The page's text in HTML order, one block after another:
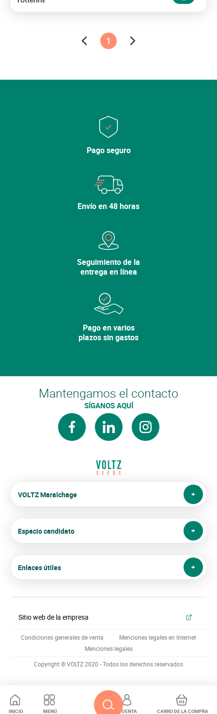
INICIO MENÚ CUENTA CARRO DE LA COMPRA
1
Seguir comprando
Ver mi cesta
Lo sentimos, la variedad ya no está en el
Descubra nuestras otras
variedades.
Pago seguro
Envío en 48 horas
Seguimiento de la
entrega en línea
Pago en varios
plazos sin gastos
Mantengamos el contacto
SÍGANOS AQUÍ
facebooklinkedin instagram
VOLTZ Maraîchage
Espacio candidato
Enlaces útiles
Sitio web de la empresa
Copyright © VOLTZ 2020 - Todos los derechos reservados
Condiciones generales de venta
Menciones legales en Internet
Menciones legales